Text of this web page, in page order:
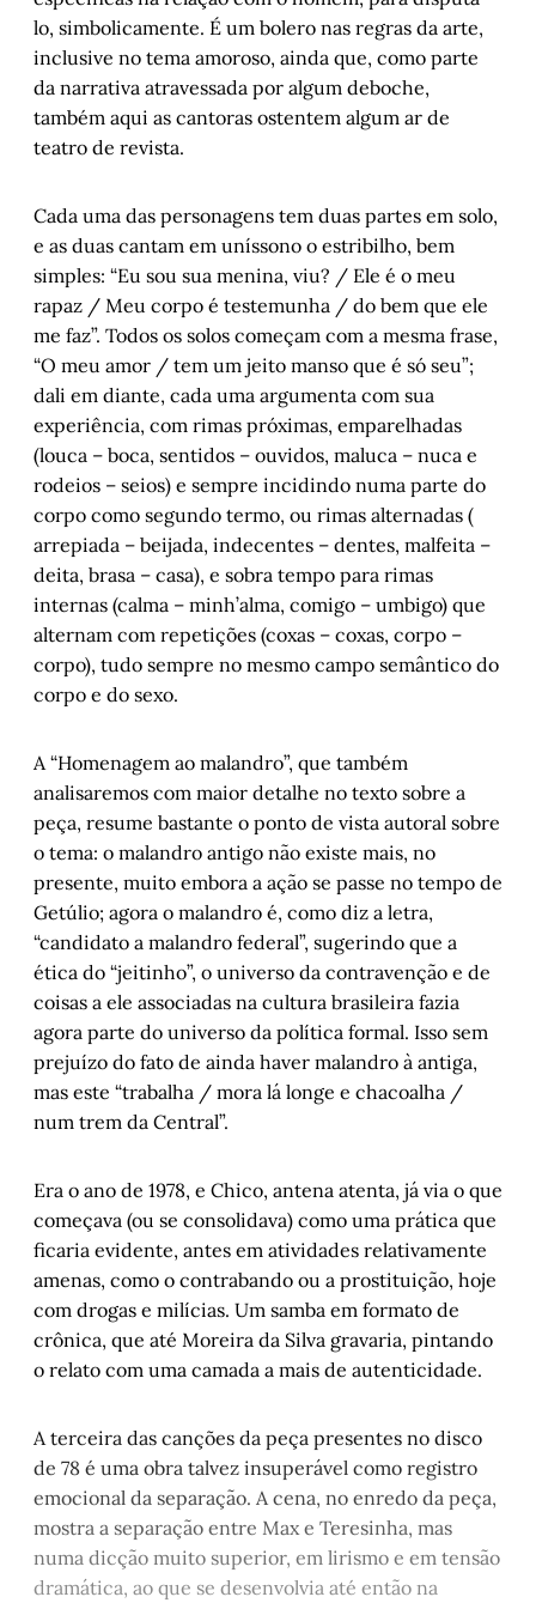
lo, simbolicamente. É um bolero nas regras da arte,
inclusive no tema amoroso, ainda que, como parte
da narrativa atravessada por algum deboche,
também aqui as cantoras ostentem algum ar de
teatro de revista.
Cada uma das personagens tem duas partes em solo,
e as duas cantam em uníssono o estribilho, bem
simples: “Eu sou sua menina, viu? / Ele é o meu
rapaz / Meu corpo é testemunha / do bem que ele
me faz”. Todos os solos começam com a mesma frase,
“O meu amor / tem um jeito manso que é só seu”;
dali em diante, cada uma argumenta com sua
experiência, com rimas próximas, emparelhadas
(louca – boca, sentidos – ouvidos, maluca – nuca e
rodeios – seios) e sempre incidindo numa parte do
corpo como segundo termo, ou rimas alternadas (
arrepiada – beijada, indecentes – dentes, malfeita –
deita, brasa – casa), e sobra tempo para rimas
internas (calma – minh’alma, comigo – umbigo) que
alternam com repetições (coxas – coxas, corpo –
corpo), tudo sempre no mesmo campo semântico do
corpo e do sexo.
A “Homenagem ao malandro”, que também
analisaremos com maior detalhe no texto sobre a
peça, resume bastante o ponto de vista autoral sobre
o tema: o malandro antigo não existe mais, no
presente, muito embora a ação se passe no tempo de
Getúlio; agora o malandro é, como diz a letra,
“candidato a malandro federal”, sugerindo que a
ética do “jeitinho”, o universo da contravenção e de
coisas a ele associadas na cultura brasileira fazia
agora parte do universo da política formal. Isso sem
prejuízo do fato de ainda haver malandro à antiga,
mas este “trabalha / mora lá longe e chacoalha /
num trem da Central”.
Era o ano de 1978, e Chico, antena atenta, já via o que
começava (ou se consolidava) como uma prática que
ficaria evidente, antes em atividades relativamente
amenas, como o contrabando ou a prostituição, hoje
com drogas e milícias. Um samba em formato de
crônica, que até Moreira da Silva gravaria, pintando
o relato com uma camada a mais de autenticidade.
A terceira das canções da peça presentes no disco
de 78 é uma obra talvez insuperável como registro
emocional da separação. A cena, no enredo da peça,
mostra a separação entre Max e Teresinha, mas
numa dicção muito superior, em lirismo e em tensão
dramática, ao que se desenvolvia até então na